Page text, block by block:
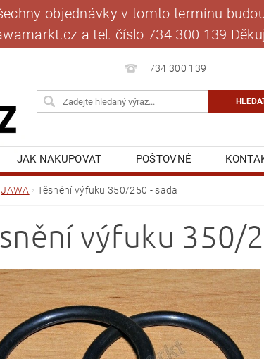
objednávky v tomto termínu
a tel. číslo 734 300 139
734 300 139
JAK NAKUPOVAT POŠTOVNÉ
BLOG MOJE OBJEDNÁVKA
JAWA Těsnění výfuku 350/250 - sada
výfuku 350/